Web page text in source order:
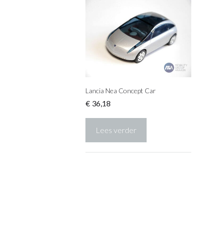
Lancia Nea Concept Car
€ 36,18
Lees verder